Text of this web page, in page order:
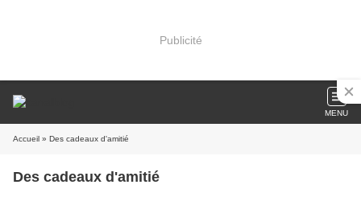
Publicité
MENU
Accueil » Des cadeaux d'amitié
Des cadeaux d'amitié